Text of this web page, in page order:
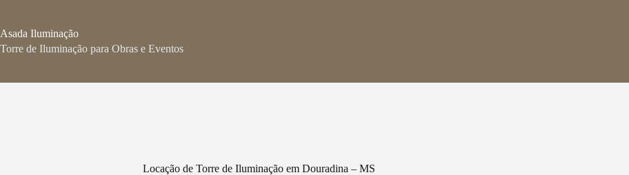
o
conteúdo
Asada Iluminação
Torre de Iluminação para Obras e Eventos
Locação de Torre de Iluminação em Douradina – MS